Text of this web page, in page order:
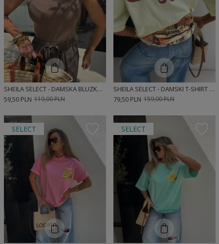
SHEILA SELECT - DAMSKA BLUZKA BRĄZOWA 'PIREST BROWN'
119,00 PLN
59,50 PLN
SHEILA SELECT - DAMSKI T-SHIRT ŻÓŁTY 'ALGERIA YELLOW'
159,00 PLN
79,50 PLN
SELECT SELECT